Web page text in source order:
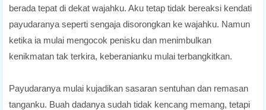
berada tepat di dekat wajahku. Aku tetap tidak bereaksi kendati
payudaranya seperti sengaja disorongkan ke wajahku. Namun
ketika ia mulai mengocok penisku dan menimbulkan
kenikmatan tak terkira, keberanianku mulai terbangkitkan.
Payudaranya mulai kujadikan sasaran sentuhan dan remasan
tanganku. Buah dadanya sudah tidak kencang memang, tetapi